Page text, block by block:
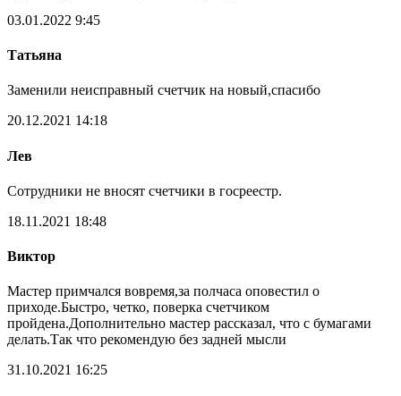
03.01.2022 9:45
Татьяна
Заменили неисправный счетчик на новый,спасибо
20.12.2021 14:18
Лев
Сотрудники не вносят счетчики в госреестр.
18.11.2021 18:48
Виктор
Мастер примчался вовремя,за полчаса оповестил о
приходе.Быстро, четко, поверка счетчиком
пройдена.Дополнительно мастер рассказал, что с бумагами
делать.Так что рекомендую без задней мысли
31.10.2021 16:25